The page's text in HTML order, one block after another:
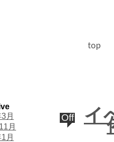
top
Off イ
月
月
月